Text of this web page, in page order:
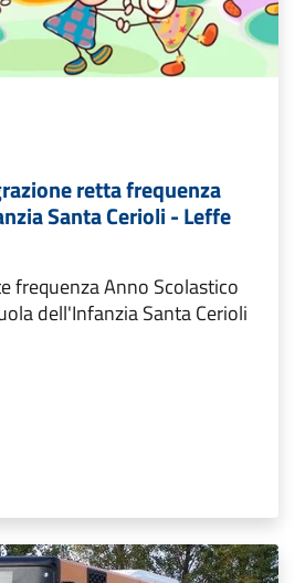
retta frequenza
Santa Cerioli - Leffe
frequenza Anno Scolastico
dell'Infanzia Santa Cerioli